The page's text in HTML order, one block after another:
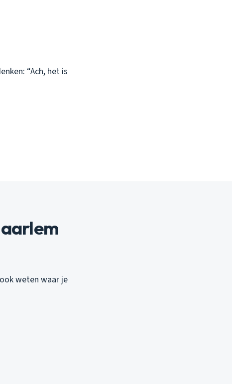
“Ach, het is
weten waar je